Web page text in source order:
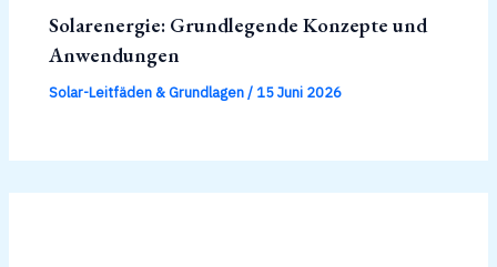
Solarenergie: Grundlegende Konzepte und
Anwendungen
Solar-Leitfäden & Grundlagen/ 15 Juni 2026